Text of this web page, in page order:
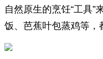
自然原生的烹饪“工具”
饭、芭蕉叶包蒸鸡等，